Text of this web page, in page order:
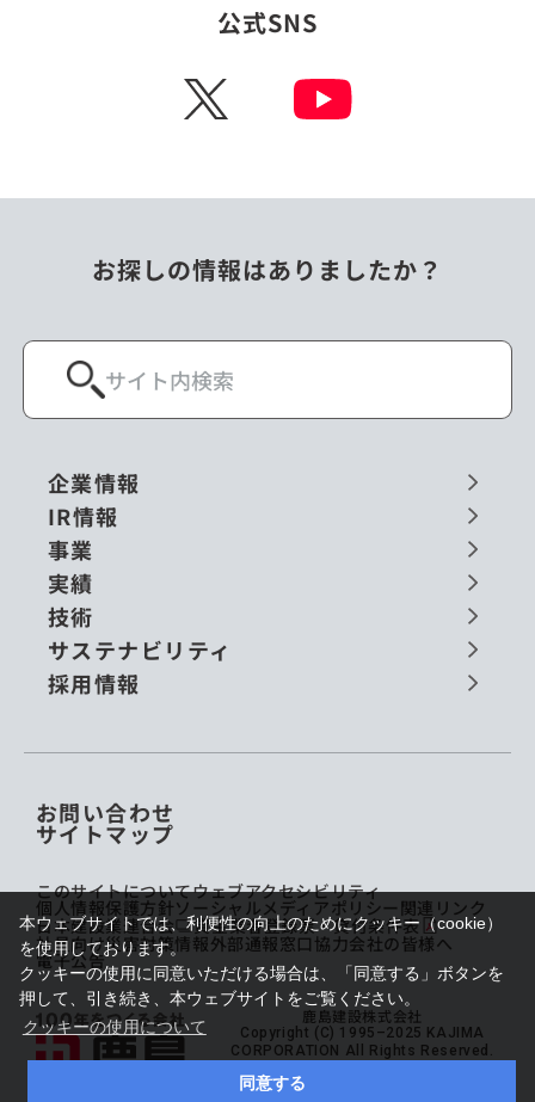
本ウェブサイトでは、利便性の向上のためにクッキー（cookie）
を使用しております。
クッキーの使用に同意いただける場合は、「同意する」ボタンを
押して、引き続き、本ウェブサイトをご覧ください。
クッキーの使用について
同意する
公式SNS
X
お探しの情報はありましたか？
企業情報
IR情報
事業
実績
技術
サステナビリティ
採用情報
お問い合わせ
サイトマップ
このサイトについてウェブアクセシビリティ
個人情報保護方針ソーシャルメディアポリシー 関連リンク
日本建設業連合会 貸金業者登録票・貸付条件表
社員向け災害対策情報外部通報窓口 協力会社の皆様へ
電子公告
鹿島建設株式会社
Copyright (C) 1995–2025 KAJIMA
CORPORATION All Rights Reserved.